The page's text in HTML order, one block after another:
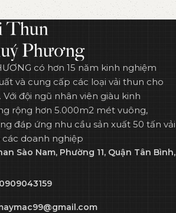
có hơn 15 năm kinh nghiệm
và cung cấp các loại vải thun cho
đội ngũ nhân viên giàu kinh
rộng hơn 5.000m2 mét vuông,
đáp ứng nhu cầu sản xuất 50 tấn vải
doanh nghiệp
Sào Nam, Phường 11, Quận Tân Bình,